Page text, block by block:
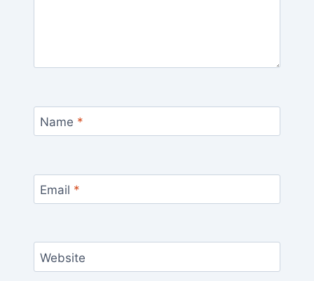
Name *
Email *
Website